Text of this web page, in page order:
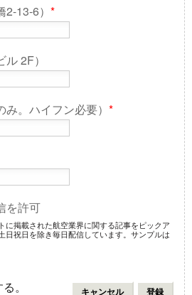
13-6） *
2F）
。ハイフン必要） *
を許可
に掲載された航空業界に関する記事をピックア
日祝日を除き毎日配信しています。サンプルは
。